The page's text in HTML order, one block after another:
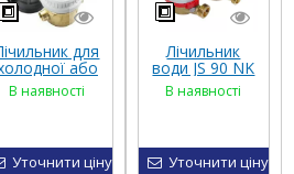
для
або
гарячої води
класу Altair V4,
В наявності
Уточнити ціну
Лічильник
води JS 90 NK
Dn 15-20
Apator
В наявності
Уточнити ціну